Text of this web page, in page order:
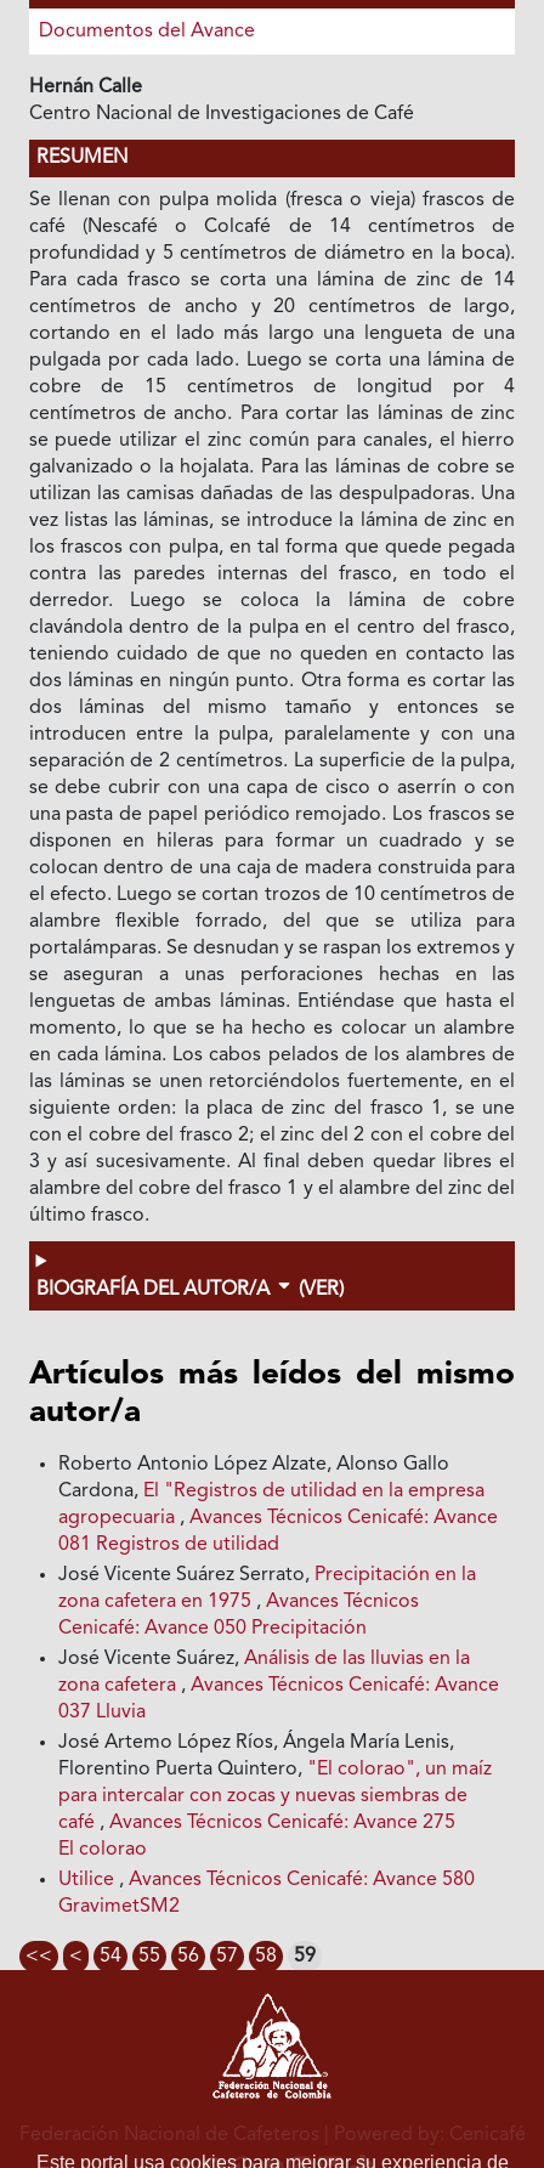
Documentos del Avance
Hernán Calle
Centro Nacional de Investigaciones de Café
RESUMEN
Se llenan con pulpa molida (fresca o vieja) frascos de
café (Nescafé o Colcafé de 14 centímetros de
profundidad y 5 centímetros de diámetro en la boca).
Para cada frasco se corta una lámina de zinc de 14
centímetros de ancho y 20 centímetros de largo,
cortando en el lado más largo una lengueta de una
pulgada por cada lado. Luego se corta una lámina de
cobre de 15 centímetros de longitud por 4
centímetros de ancho. Para cortar las láminas de zinc
se puede utilizar el zinc común para canales, el hierro
galvanizado o la hojalata. Para las láminas de cobre se
utilizan las camisas dañadas de las despulpadoras. Una
vez listas las láminas, se introduce la lámina de zinc en
los frascos con pulpa, en tal forma que quede pegada
contra las paredes internas del frasco, en todo el
derredor. Luego se coloca la lámina de cobre
clavándola dentro de la pulpa en el centro del frasco,
teniendo cuidado de que no queden en contacto las
dos láminas en ningún punto. Otra forma es cortar las
dos láminas del mismo tamaño y entonces se
introducen entre la pulpa, paralelamente y con una
separación de 2 centímetros. La superficie de la pulpa,
se debe cubrir con una capa de cisco o aserrín o con
una pasta de papel periódico remojado. Los frascos se
disponen en hileras para formar un cuadrado y se
colocan dentro de una caja de madera construida para
el efecto. Luego se cortan trozos de 10 centímetros de
alambre flexible forrado, del que se utiliza para
portalámparas. Se desnudan y se raspan los extremos y
se aseguran a unas perforaciones hechas en las
lenguetas de ambas láminas. Entiéndase que hasta el
momento, lo que se ha hecho es colocar un alambre
en cada lámina. Los cabos pelados de los alambres de
las láminas se unen retorciéndolos fuertemente, en el
siguiente orden: la placa de zinc del frasco 1, se une
con el cobre del frasco 2; el zinc del 2 con el cobre del
3 y así sucesivamente. Al final deben quedar libres el
alambre del cobre del frasco 1 y el alambre del zinc del
último frasco.
BIOGRAFÍA DEL AUTOR/A (VER)
Artículos más leídos del mismo
autor/a
Roberto Antonio López Alzate, Alonso Gallo
Cardona, El "Registros de utilidad en la empresa
agropecuaria ,Avances Técnicos Cenicafé: Avance
081 Registros de utilidad
José Vicente Suárez Serrato, Precipitación en la
zona cafetera en 1975 ,Avances Técnicos
Cenicafé: Avance 050 Precipitación
José Vicente Suárez,Análisis de las lluvias en la
zona cafetera ,Avances Técnicos Cenicafé: Avance
037 Lluvia
José Artemo López Ríos, Ángela María Lenis,
Florentino Puerta Quintero, "El colorao", un maíz
para intercalar con zocas y nuevas siembras de
café ,Avances Técnicos Cenicafé: Avance 275
El colorao
Utilice ,Avances Técnicos Cenicafé: Avance 580
GravimetSM2
<< < 54 55 56 57 58 59
Este portal usa cookies para mejorar su experiencia de
Federación Nacional de Cafeteros | Powered by: Cenicafé